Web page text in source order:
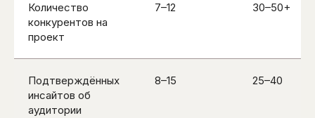
Количество
конкурентов на
проект
7–12 30–50+
Подтверждённых
инсайтов об
аудитории
8–15 25–40